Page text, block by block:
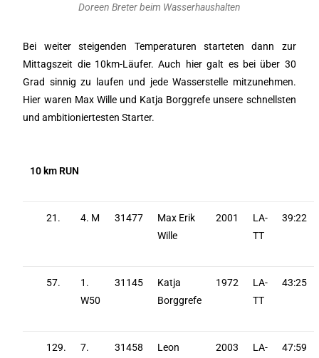
Doreen Breter beim Wasserhaushalten
Bei weiter steigenden Temperaturen starteten dann zur
Mittagszeit die 10km-Läufer. Auch hier galt es bei über 30
Grad sinnig zu laufen und jede Wasserstelle mitzunehmen.
Hier waren Max Wille und Katja Borggrefe unsere schnellsten
und ambitioniertesten Starter.
10 km RUN
21. 4. M 31477
Max Erik
Wille
2001
LA-
TT
39:22
57.
1.
W50
31145
Katja
Borggrefe
1972
LA-
TT
43:25
129.
7.
31458
Leon
2003
LA-
47:59